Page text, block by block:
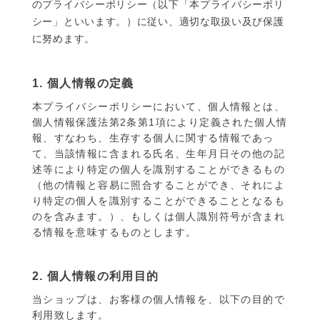
のプライバシーポリシー（以下「本プライバシーポリ
シー」といいます。）に従い、適切な取扱い及び保護
に努めます。
1. 個人情報の定義
本プライバシーポリシーにおいて、個人情報とは、
個人情報保護法第2条第1項により定義された個人情
報、すなわち、生存する個人に関する情報であっ
て、当該情報に含まれる氏名、生年月日その他の記
述等により特定の個人を識別することができるもの
（他の情報と容易に照合することができ、それによ
り特定の個人を識別することができることとなるも
のを含みます。）、もしくは個人識別符号が含まれ
る情報を意味するものとします。
2. 個人情報の利用目的
当ショップは、お客様の個人情報を、以下の目的で
利用致します。